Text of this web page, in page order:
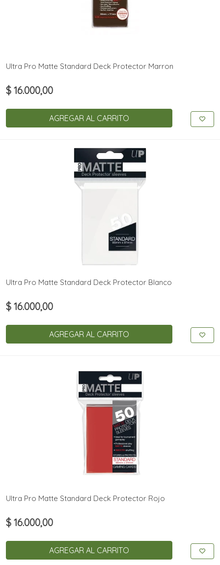
Ultra Pro Matte Standard Deck Protector Marron
$ 16.000,00
AGREGAR AL CARRITO
Ultra Pro Matte Standard Deck Protector Blanco
$ 16.000,00
AGREGAR AL CARRITO
Ultra Pro Matte Standard Deck Protector Rojo
$ 16.000,00
AGREGAR AL CARRITO